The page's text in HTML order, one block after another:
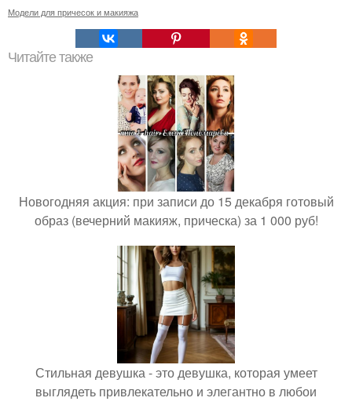
Модели для причесок и макияжа
Читайте также
Новогодняя акция: при записи до 15 декабря готовый
образ (вечерний макияж, прическа) за 1 000 руб!
Стильная девушка - это девушка, которая умеет
выглядеть привлекательно и элегантно в любои